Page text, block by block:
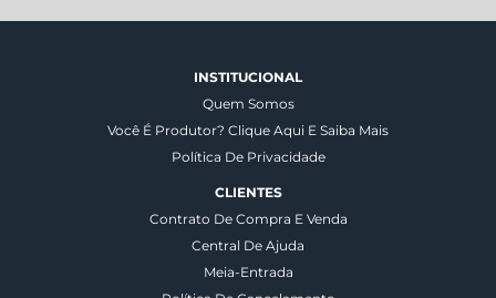
INSTITUCIONAL
Quem Somos
Você É Produtor? Clique Aqui E Saiba Mais
Política De Privacidade
CLIENTES
Contrato De Compra E Venda
Central De Ajuda
Meia-Entrada